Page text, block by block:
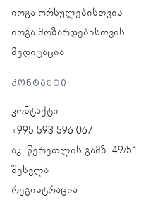
იოგა ორსულებისთვის
იოგა მოზარდებისთვის
მედიტაცია
კონტაქტი
კონტაქტი
+995 593 596 067
აკ. წერეთლის გამზ. 49/51
შესვლა
რეგისტრაცია